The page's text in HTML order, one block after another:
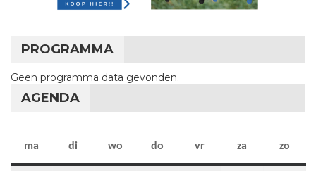
PROGRAMMA
Geen programma data gevonden.
AGENDA
ma maandag
di dinsdag
wo woensdag
do donderdag
vr vrijdag
za zaterdag
zo